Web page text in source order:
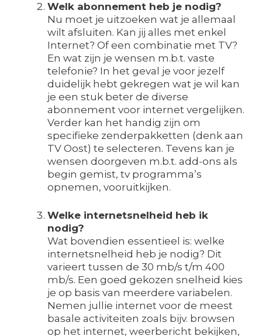
Welk abonnement heb je nodig?
Nu moet je uitzoeken wat je allemaal
wilt afsluiten. Kan jij alles met enkel
Internet? Of een combinatie met TV?
En wat zijn je wensen m.b.t. vaste
telefonie? In het geval je voor jezelf
duidelijk hebt gekregen wat je wil kan
je een stuk beter de diverse
abonnement voor internet vergelijken.
Verder kan het handig zijn om
specifieke zenderpakketten (denk aan
TV Oost) te selecteren. Tevens kan je
wensen doorgeven m.b.t. add-ons als
begin gemist, tv programma’s
opnemen, vooruitkijken.
Welke internetsnelheid heb ik
nodig?
Wat bovendien essentieel is: welke
internetsnelheid heb je nodig? Dit
varieert tussen de 30 mb/s t/m 400
mb/s. Een goed gekozen snelheid kies
je op basis van meerdere variabelen.
Nemen jullie internet voor de meest
basale activiteiten zoals bijv. browsen
op het internet, weerbericht bekijken,